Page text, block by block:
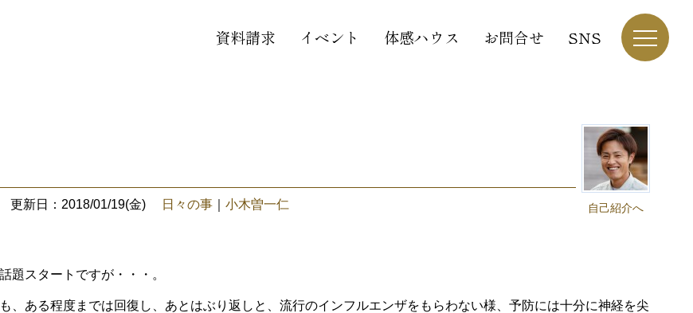
資料請求 イベント 体感ハウス お問合せ SNS
自己紹介へ
更新日：2018/01/19(金) 日々の事 小木曽一仁
題スタートですが・・・。
、ある程度までは回復し、あとはぶり返しと、流行のインフルエンザをもらわない様、予防には十分に神経を尖